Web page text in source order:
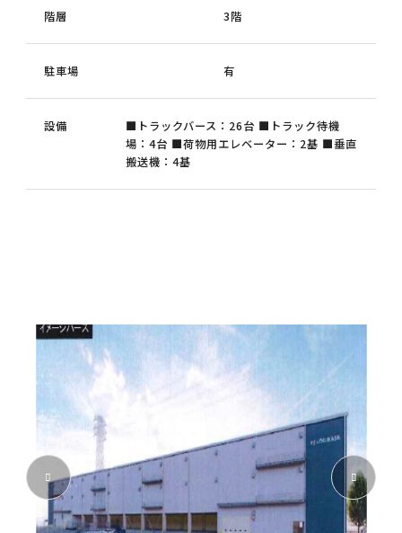
階層 3階
駐車場 有
設備
■トラックバース：26台 ■トラック待機
場：4台 ■荷物用エレベーター：2基 ■垂直
搬送機：4基